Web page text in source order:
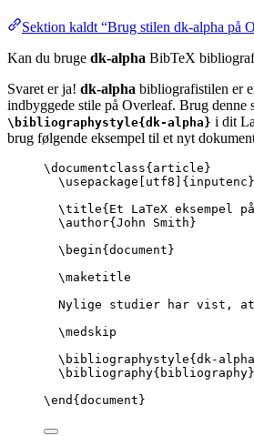
Sektion kaldt “Brug stilen dk-alpha på
Kan du bruge dk-alpha BibTeX
Svaret er ja! dk-alpha bibliografistilen er
indbyggede stile på Overleaf. Brug denne
\bibliographystyle{dk-alpha} i dit
brug følgende eksempel til et nyt
\documentclass{ article }
\usepackage
utf8 ]{ inputenc }
\title{Et LaTeX
\author{John Smith}
\begin{ document }
\maketitle
Nylige studier har vist, at
\medskip
\bibliographystyle{dk-
\bibliography{bibliography}
\end { document }